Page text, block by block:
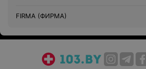
FIRMA (ФИРМА)